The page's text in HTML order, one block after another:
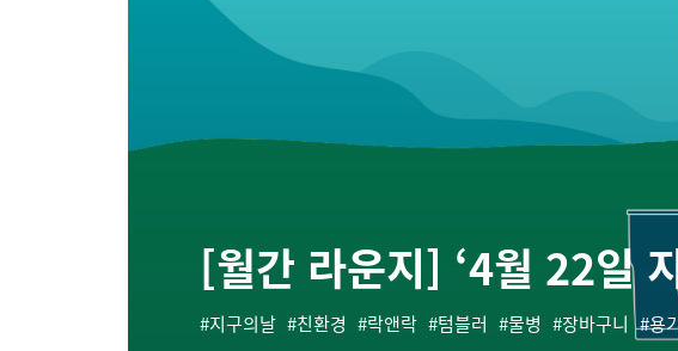
[월간 라운지] ‘4월 22일
지구의날 친환경 락앤락 텀블러 물병 장바구니 용